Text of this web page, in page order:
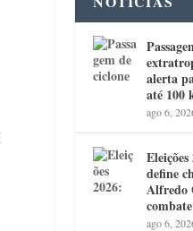
alerta
até 100
ago 6,
define
Alfredo
ago 6,